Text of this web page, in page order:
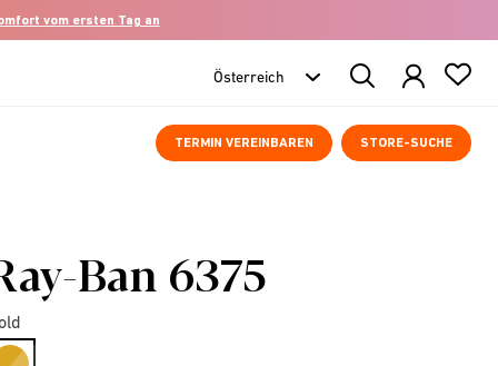
vom ersten Tag an
Search
Products
TERMIN VEREINBAREN STORE-SUCHE
Ban 6375